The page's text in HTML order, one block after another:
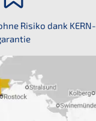
Risiko dank KERN-